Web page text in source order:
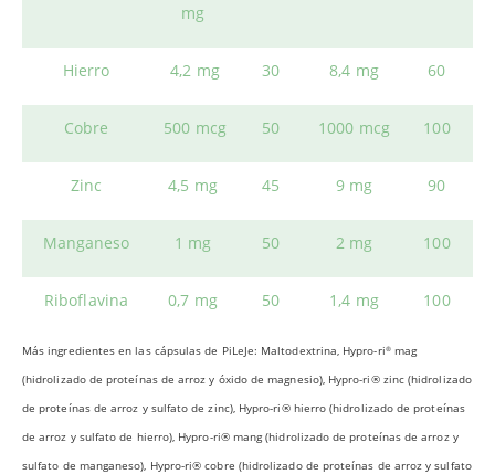
mg
Hierro 4,2 mg 30 8,4 mg 60
Cobre 500 mcg 50 1000 mcg 100
Zinc 4,5 mg 45 9 mg 90
Manganeso 1 mg 50 2 mg 100
Riboflavina 0,7 mg 50 1,4 mg 100
Más ingredientes en las cápsulas de PiLeJe: Maltodextrina, Hypro-ri®mag
(hidrolizado de proteínas de arroz y óxido de magnesio), Hypro-ri® zinc (hidrolizado
de proteínas de arroz y sulfato de zinc), Hypro-ri® hierro (hidrolizado de proteínas
de arroz y sulfato de hierro), Hypro-ri® mang (hidrolizado de proteínas de arroz y
sulfato de manganeso), Hypro-ri® cobre (hidrolizado de proteínas de arroz y sulfato